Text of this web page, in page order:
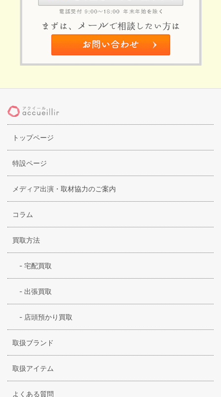
トップページ
特設ページ
メディア出演・取材協力のご案内
コラム
買取方法
- 宅配買取
- 出張買取
- 店頭預かり買取
取扱ブランド
取扱アイテム
よくある質問